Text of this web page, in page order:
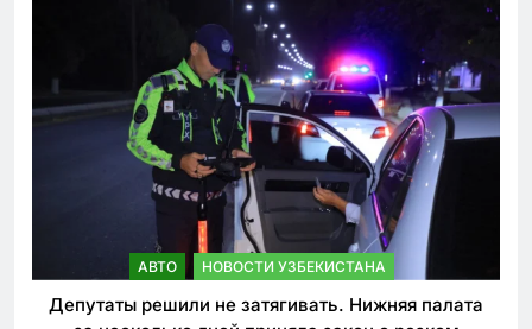
АВТО НОВОСТИ УЗБЕКИСТАНА
Депутаты решили не затягивать. Нижняя палата